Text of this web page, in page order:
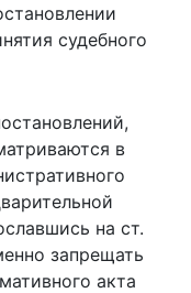
судебного
в
на ст.
запрещать
акта